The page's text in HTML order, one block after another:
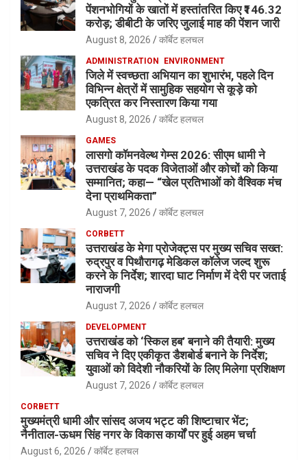
पेंशनभोगियों के खातों में हस्तांतरित किए ₹146.32
करोड़; डीबीटी के जरिए जुलाई माह की पेंशन जारी
August 8, 2026 कॉर्बेट हलचल
ADMINISTRATION ENVIRONMENT
जिले में स्वच्छता अभियान का शुभारंभ, पहले दिन
विभिन्न क्षेत्रों में सामुहिक सहयोग से कूड़े को
एकत्रित कर निस्तारण किया गया
August 8, 2026 कॉर्बेट हलचल
GAMES
लासगो कॉमनवेल्थ गेम्स 2026: सीएम धामी ने
उत्तराखंड के पदक विजेताओं और कोचों को किया
सम्मानित; कहा— “खेल प्रतिभाओं को वैश्विक मंच
देना प्राथमिकता”
August 7, 2026 कॉर्बेट हलचल
CORBETT
उत्तराखंड के मेगा प्रोजेक्ट्स पर मुख्य सचिव सख्त:
रुद्रपुर व पिथौरागढ़ मेडिकल कॉलेज जल्द शुरू
करने के निर्देश; शारदा घाट निर्माण में देरी पर जताई
नाराजगी
August 7, 2026 कॉर्बेट हलचल
DEVELOPMENT
उत्तराखंड को ‘स्किल हब’ बनाने की तैयारी: मुख्य
सचिव ने दिए एकीकृत डैशबोर्ड बनाने के निर्देश;
युवाओं को विदेशी नौकरियों के लिए मिलेगा प्रशिक्षण
August 7, 2026 कॉर्बेट हलचल
CORBETT
मुख्यमंत्री धामी और सांसद अजय भट्ट की शिष्टाचार भेंट;
नैनीताल-ऊधम सिंह नगर के विकास कार्यों पर हुई अहम चर्चा
August 6, 2026 कॉर्बेट हलचल